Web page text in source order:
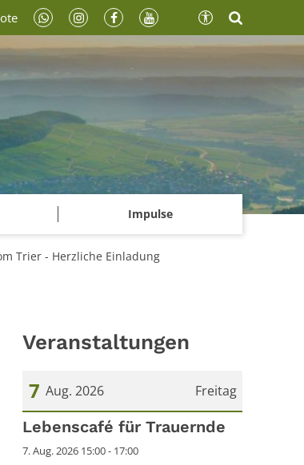
Impulse
Trier - Herzliche Einladung
Veranstaltungen
Freitag
7 Aug. 2026
Datum: 7. August 2026
Lebenscafé für Trauernde
7. Aug. 2026 15:00 - 17:00